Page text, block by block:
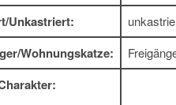
Unkastriert:
Wohnungskatze: